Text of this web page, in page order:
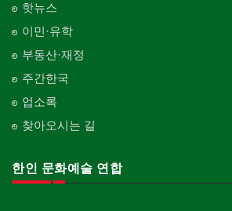
핫뉴스
이민·유학
부동산·재정
주간한국
업소록
찾아오시는 길
한인 문화예술 연합